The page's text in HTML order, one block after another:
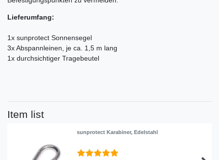
Lieferumfang:
1x sunprotect Sonnensegel
3x Abspannleinen, je ca. 1,5 m lang
1x durchsichtiger Tragebeutel
Item list
sunprotect Karabiner, Edelstahl